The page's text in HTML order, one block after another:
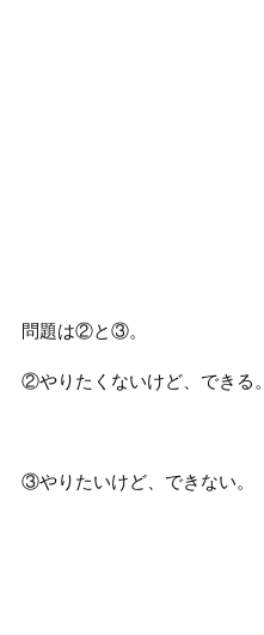
問題は②と③。
②やりたくないけど、できる。
③やりたいけど、できない。